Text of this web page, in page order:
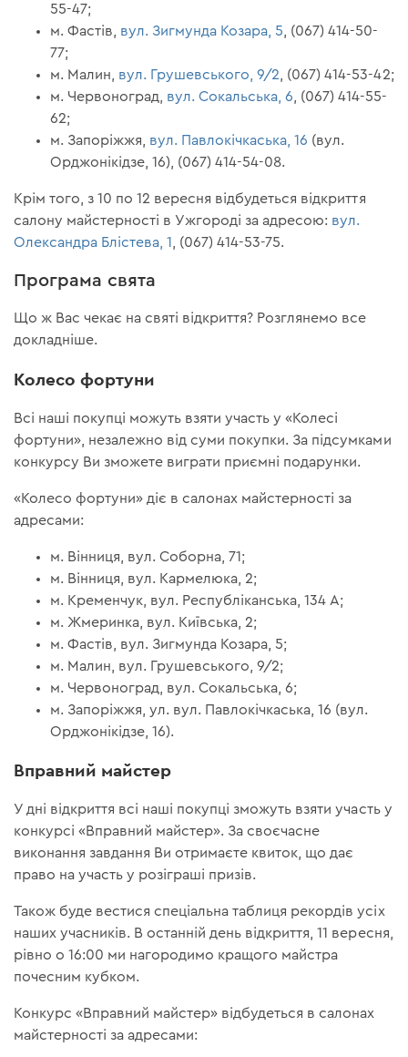
55-47;
м. Фастів, вул. Зигмунда Козара, 5 , (067) 414-50-
77;
м. Малин, вул. Грушевського, 9/2 , (067) 414-53-42;
м. Червоноград, вул. Сокальська, 6 , (067) 414-55-
62;
м. Запоріжжя, вул. Павлокічкаська, 16 (вул.
Орджонікідзе, 16), (067) 414-54-08.
Крім того, з 10 по 12 вересня відбудеться відкриття
салону майстерності в Ужгороді за адресою: вул.
Олександра Блістева, 1
, (067) 414-53-75.
Програма свята
Що ж Вас чекає на святі відкриття? Розглянемо все
докладніше.
Колесо фортуни
Всі наші покупці можуть взяти участь у «Колесі
фортуни», незалежно від суми покупки. За підсумками
конкурсу Ви зможете виграти приємні подарунки.
«Колесо фортуни» діє в салонах майстерності за
адресами:
м. Вінниця, вул. Соборна, 71;
м. Вінниця, вул. Кармелюка, 2;
м. Кременчук, вул. Республіканська, 134 А;
м. Жмеринка, вул. Київська, 2;
м. Фастів, вул. Зигмунда Козара, 5;
м. Малин, вул. Грушевського, 9/2;
м. Червоноград, вул. Сокальська, 6;
м. Запоріжжя, ул. вул. Павлокічкаська, 16 (вул.
Орджонікідзе, 16).
Вправний майстер
У дні відкриття всі наші покупці зможуть взяти участь у
конкурсі «Вправний майстер». За своєчасне
виконання завдання Ви отримаєте квиток, що дає
право на участь у розіграші призів.
Також буде вестися спеціальна таблиця рекордів усіх
наших учасників. В останній день відкриття, 11 вересня,
рівно о 16:00 ми нагородимо кращого майстра
почесним кубком.
Конкурс «Вправний майстер» відбудеться в салонах
майстерності за адресами: